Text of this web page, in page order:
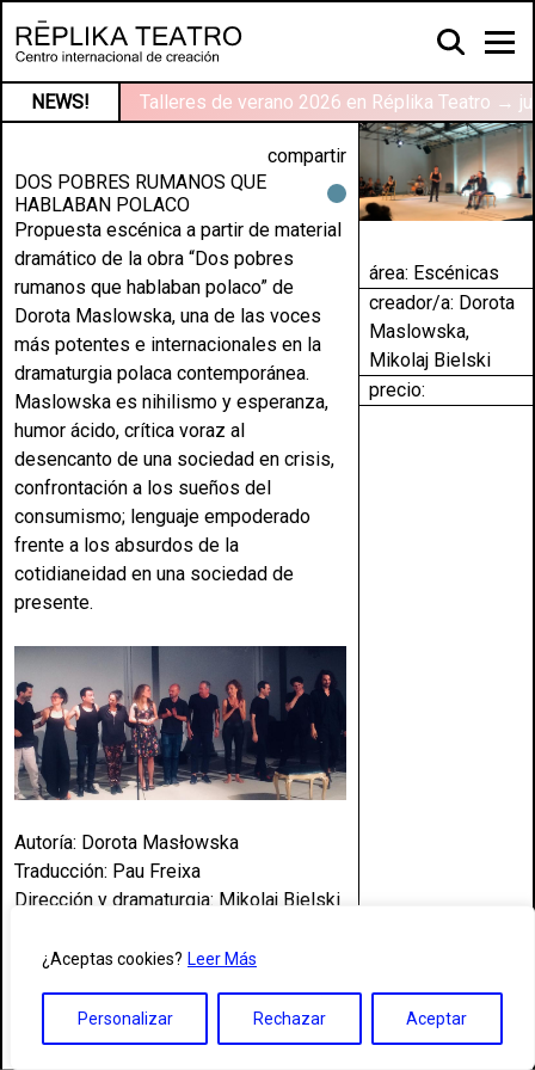
¿Aceptas cookies? Leer Más
Personalizar Rechazar Aceptar
NEWS! Talleres de verano 2026 en Réplika Teatro →
compartir
DOS POBRES RUMANOS QUE
HABLABAN POLACO
Propuesta escénica a partir de material
dramático de la obra “Dos pobres
rumanos que hablaban polaco” de
Dorota Maslowska, una de las voces
más potentes e internacionales en la
dramaturgia polaca contemporánea.
Maslowska es nihilismo y esperanza,
humor ácido, crítica voraz al
desencanto de una sociedad en crisis,
confrontación a los sueños del
consumismo; lenguaje empoderado
frente a los absurdos de la
cotidianeidad en una sociedad de
presente.
Autoría: Dorota Masłowska
Traducción: Pau Freixa
Dirección y dramaturgia: Mikolaj Bielski
Humano [Víctor Heitzmann, Salvador
Intervienen: Socorro Anadón, Raúl
Chacón, Beatriz Grimaldos, Mona
área: Escénicas
creador/a: Dorota
Maslowska,
Mikolaj Bielski
precio: